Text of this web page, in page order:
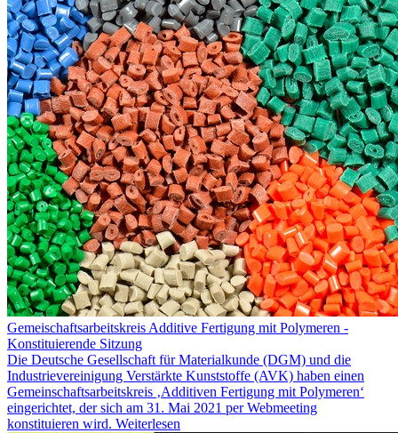
Gemeischaftsarbeitskreis Additive Fertigung mit Polymeren -
Konstituierende Sitzung
Die Deutsche Gesellschaft für Materialkunde (DGM) und die
Industrievereinigung Verstärkte Kunststoffe (AVK) haben einen
Gemeinschaftsarbeitskreis ‚Additiven Fertigung mit Polymeren‘
eingerichtet, der sich am 31. Mai 2021 per Webmeeting
konstituieren wird. Weiterlesen